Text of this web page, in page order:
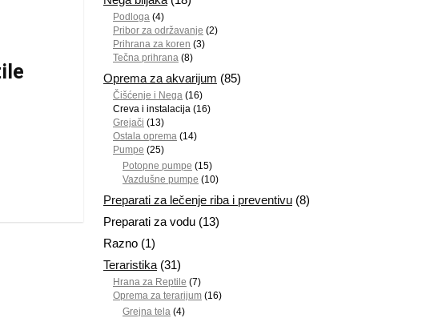
Podloga (4)
Pribor za održavanje (2)
Prihrana za koren (3)
Tečna prihrana (8)
Oprema za akvarijum (85)
Čišćenje i Nega (16)
Creva i instalacija (16)
Grejači (13)
Ostala oprema (14)
Pumpe (25)
Potopne pumpe (15)
Vazdušne pumpe (10)
Preparati za lečenje riba i preventivu (8)
Preparati za vodu (13)
Razno (1)
Teraristika (31)
Hrana za Reptile (7)
Oprema za terarijum (16)
Grejna tela (4)